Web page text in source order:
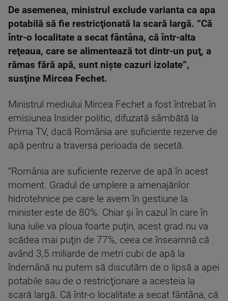
De asemenea, ministrul exclude varianta ca apa
potabilă să fie restricţionată la scară largă. ”Că
într-o localitate a secat fântâna, că într-alta
reţeaua, care se alimentează tot dintr-un puţ, a
rămas fără apă, sunt nişte cazuri izolate”,
susţine Mircea Fechet.
Ministrul mediului Mircea Fechet a fost întrebat în
emisiunea Insider politic, difuzată sâmbătă la
Prima TV, dacă România are suficiente rezerve de
apă pentru a traversa perioada de secetă.
”România are suficiente rezerve de apă în acest
moment. Gradul de umplere a amenajărilor
hidrotehnice pe care le avem în gestiune la
minister este de 80%. Chiar şi în cazul în care în
luna iulie va ploua foarte puţin, acest grad nu va
scădea mai puţin de 77%, ceea ce înseamnă că
având 3,5 miliarde de metri cubi de apă la
îndemână nu putem să discutăm de o lipsă a apei
potabile sau de o restricţionare a acesteia la
scară largă. Că într-o localitate a secat fântâna, că